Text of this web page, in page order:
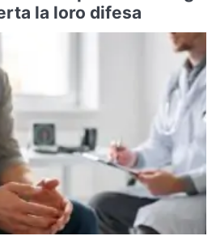
la loro difesa